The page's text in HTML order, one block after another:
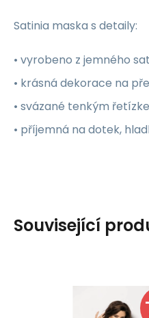
Satinia maska s detaily:
• vyrobeno z jemného
• krásná dekorace na
• svázané tenkým
• příjemná na dotek,
Související
Angels Never Sin
Košilka
i10_P11985
Záruka2
Kč999
Skladem -